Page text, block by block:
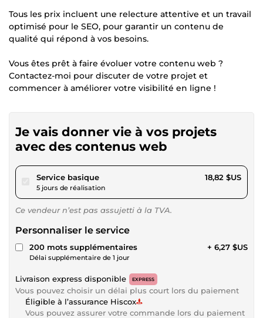
Tous les prix incluent une relecture attentive et un travail
optimisé pour le SEO, pour garantir un contenu de
qualité qui répond à vos besoins.
Vous êtes prêt à faire évoluer votre contenu web ?
Contactez-moi pour discuter de votre projet et
commencer à améliorer votre visibilité en ligne !
Je vais donner vie à vos projets
avec des contenus web
Service basiquepour 17,34 $US
5 jours de réalisation
18,82 $US
Ce vendeur n’est pas assujetti à la TVA.
Personnaliser le service
200 mots supplémentaires
Délai supplémentaire de 1 jour
+ 6,27 $US
Livraison express disponible EXPRESS
Vous pouvez choisir un délai plus court lors du paiement
Éligible à l’assurance Hiscox
Vous pouvez assurer votre commande lors du paiement